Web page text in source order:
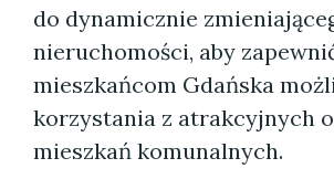
do dynamicznie
nieruchomości, aby
mieszkańcom Gdańska
korzystania z atrakcyjnych
mieszkań komunalnych.